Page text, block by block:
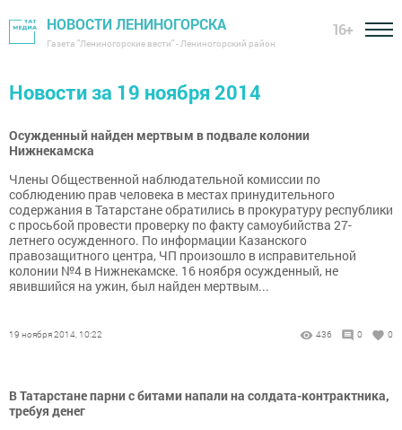
НОВОСТИ ЛЕНИНОГОРСКА
Газета "Лениногорские вести" - Лениногорский район
16+
Новости за 19 ноября 2014
Осужденный найден мертвым в подвале колонии
Нижнекамска
Члены Общественной наблюдательной комиссии по
соблюдению прав человека в местах принудительного
содержания в Татарстане обратились в прокуратуру республики
с просьбой провести проверку по факту самоубийства 27-
летнего осужденного. По информации Казанского
правозащитного центра, ЧП произошло в исправительной
колонии №4 в Нижнекамске. 16 ноября осужденный, не
явившийся на ужин, был найден мертвым...
19 ноября 2014, 10:22 436 0 0
В Татарстане парни с битами напали на солдата-контрактника,
требуя денег